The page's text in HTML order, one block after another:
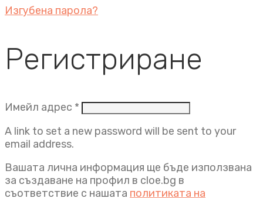
Изгубена парола?
Регистриране
Имейл адрес * Задължително
A link to set a new password will be sent to your
email address.
Вашата лична информация ще бъде използвана
за създаване на профил в cloe.bg в
съответствие с нашата политиката на